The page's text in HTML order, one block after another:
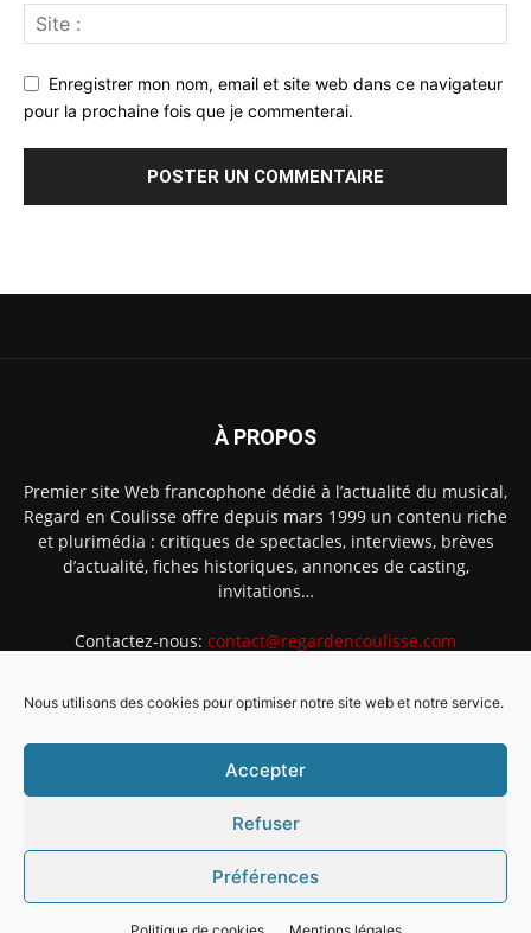
Nous utilisons des cookies pour optimiser notre site web et notre service.
Accepter
Refuser
Préférences
Enregistrer mon nom, email et site web dans ce navigateur
pour la prochaine fois que je commenterai.
À PROPOS
Premier site Web francophone dédié à l’actualité du musical,
Regard en Coulisse offre depuis mars 1999 un contenu riche
et plurimédia : critiques de spectacles, interviews, brèves
d’actualité, fiches historiques, annonces de casting,
invitations…
Contactez-nous: contact@regardencoulisse.com
Intégration Ghislain Fayard
Mentions légales